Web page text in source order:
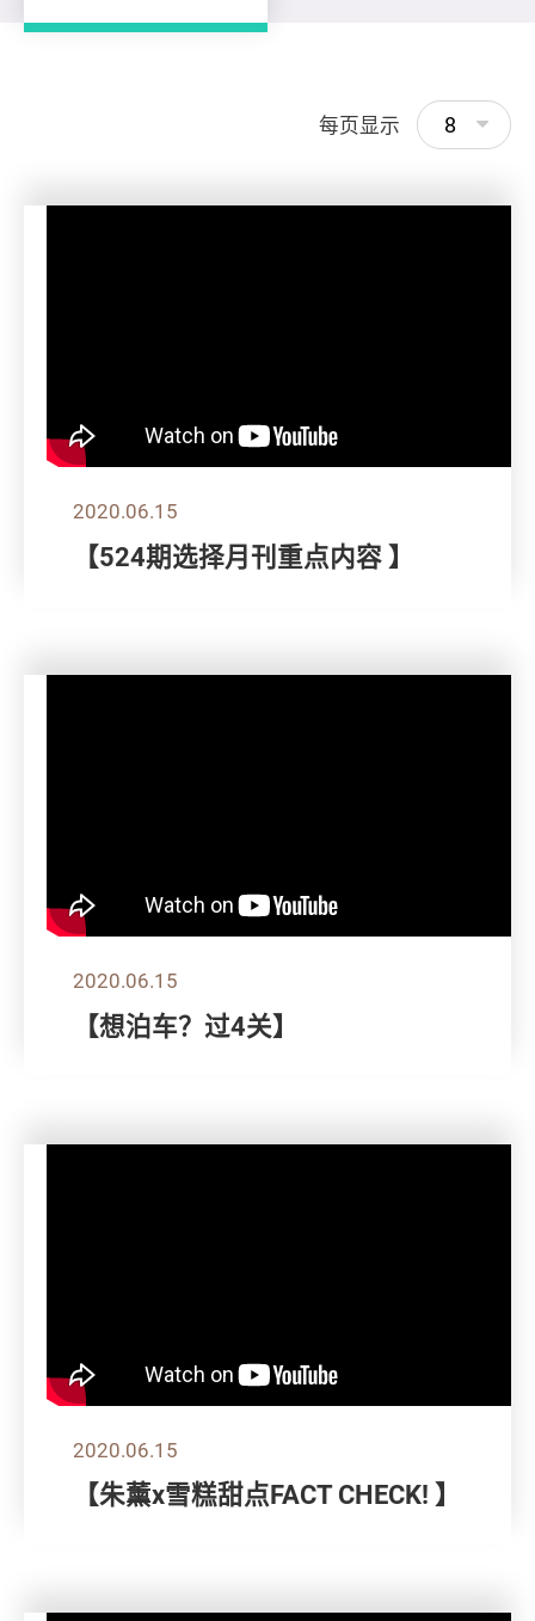
每页显示 8
2020.06.15
【524期选择月刊重点内容 】
2020.06.15
【想泊车？过4关】
2020.06.15
【朱薰x雪糕甜点FACT CHECK! 】